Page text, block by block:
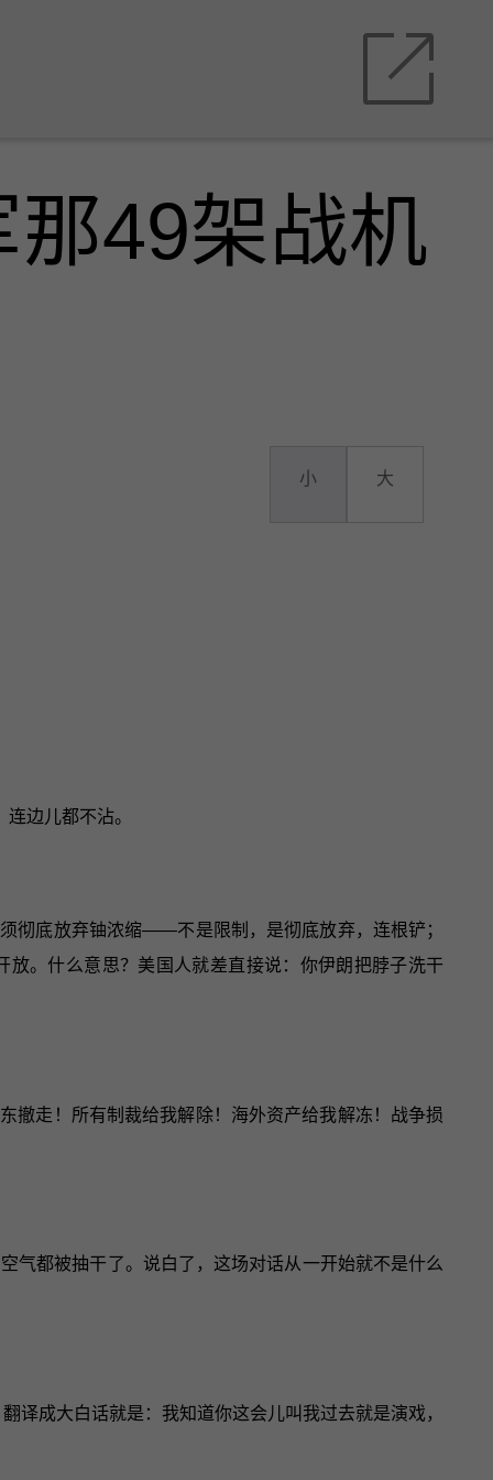
49架战机
小 大
边儿都不沾。
彻底放弃铀浓缩——不是限制，是彻底放弃，连根铲；
。什么意思？美国人就差直接说：你伊朗把脖子洗干
撤走！所有制裁给我解除！海外资产给我解冻！战争损
气都被抽干了。说白了，这场对话从一开始就不是什么
译成大白话就是：我知道你这会儿叫我过去就是演戏，